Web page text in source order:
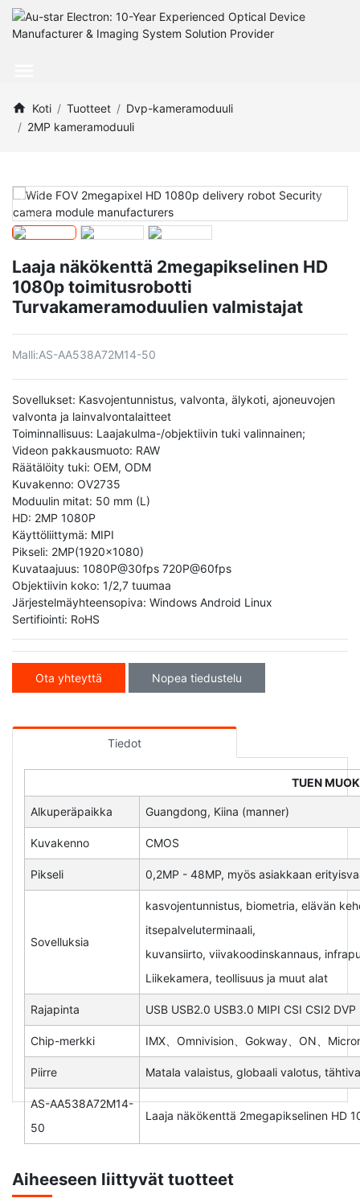
Koti Tuotteet
Dvp-kameramoduuli
2MP kameramoduuli
Laaja näkökenttä 2megapikselinen HD
1080p toimitusrobotti
Turvakameramoduulien valmistajat
Malli:AS-AA538A72M14-50
Sovellukset: Kasvojentunnistus, valvonta, älykoti, ajoneuvojen
valvonta ja lainvalvontalaitteet
Toiminnallisuus: Laajakulma-/objektiivin tuki valinnainen;
Videon pakkausmuoto: RAW
Räätälöity tuki: OEM, ODM
Kuvakenno: OV2735
Moduulin mitat: 50 mm (L)
HD: 2MP 1080P
Käyttöliittymä: MIPI
Pikseli: 2MP(1920x1080)
Kuvataajuus: 1080P@30fps 720P@60fps
Objektiivin koko: 1/2,7 tuumaa
Järjestelmäyhteensopiva: Windows Android Linux
Sertifiointi: RoHS
Ota yhteyttä Nopea tiedustelu
Tiedot
TUEN
Alkuperäpaikka Guangdong, Kiina (manner)
Kuvakenno CMOS
Pikseli 0,2MP - 48MP, myös asiakkaan
Sovelluksia
kasvojentunnistus, biometria, elävän
itsepalveluterminaali,
kuvansiirto, viivakoodinskannaus,
Liikekamera, teollisuus ja muut alat
Rajapinta USB USB2.0 USB3.0 MIPI CSI CSI2 DVP
Chip-merkki IMX、Omnivision、Gokway、ON、
Piirre Matala valaistus, globaali valotus,
AS-AA538A72M14-
50
Laaja näkökenttä 2megapikselinen HD
Aiheeseen liittyvät tuotteet